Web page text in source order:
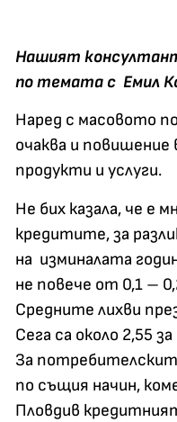
Нашият
по темата с Емил
Наред с масовото
очаква и
продукти и услуги.
Не бих казала, че е
кредитите, за
на изминалата
не повече от 0,1 –
Средните лихви
Сега са около 2,55
За
по същия начин,
Пловдив